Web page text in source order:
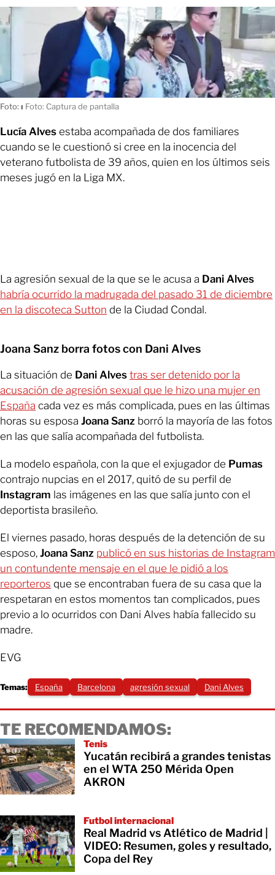
Foto:ı Foto: Captura de pantalla
Lucía Alves estaba acompañada de dos familiares
cuando se le cuestionó si cree en la inocencia del
veterano futbolista de 39 años, quien en los últimos seis
meses jugó en la Liga MX.
La agresión sexual de la que se le acusa a Dani Alves
habría ocurrido la madrugada del pasado 31 de diciembre
en la discoteca Sutton de la Ciudad Condal.
Joana Sanz borra fotos con Dani Alves
La situación de Dani Alves tras ser detenido por la
acusación de agresión sexual que le hizo una mujer en
España cada vez es más complicada, pues en las últimas
horas su esposa Joana Sanz borró la mayoría de las fotos
en las que salía acompañada del futbolista.
La modelo española, con la que el exjugador de Pumas
contrajo nupcias en el 2017, quitó de su perfil de
Instagram las imágenes en las que salía junto con el
deportista brasileño.
El viernes pasado, horas después de la detención de su
esposo, Joana Sanz publicó en sus historias de Instagram
un contundente mensaje en el que le pidió a los
reporteros que se encontraban fuera de su casa que la
respetaran en estos momentos tan complicados, pues
previo a lo ocurridos con Dani Alves había fallecido su
madre.
EVG
Temas: España Barcelona agresión sexual Dani Alves
TE RECOMENDAMOS:
Tenis
Yucatán recibirá a grandes tenistas
en el WTA 250 Mérida Open
AKRON
Futbol internacional
Real Madrid vs Atlético de Madrid |
VIDEO: Resumen, goles y resultado,
Copa del Rey